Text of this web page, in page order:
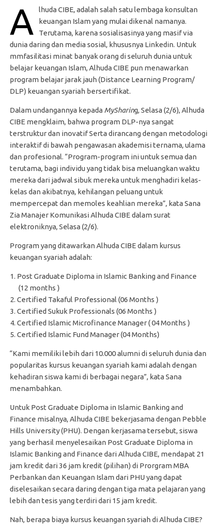
A
lhuda CIBE, adalah salah satu lembaga konsultan
keuangan Islam yang mulai dikenal namanya.
Terutama, karena sosialisasinya yang masif via
dunia daring dan media sosial, khususnya Linkedin. Untuk
mmfasilitasi minat banyak orang di seluruh dunia untuk
belajar keuangan Islam, Alhuda CIBE pun menawarkan
program belajar jarak jauh (Distance Learning Program/
DLP) keuangan syariah bersertifikat.
Dalam undangannya kepada MySharing, Selasa (2/6), Alhuda
CIBE mengklaim, bahwa program DLP-nya sangat
terstruktur dan inovatif Serta dirancang dengan metodologi
interaktif di bawah pengawasan akademisi ternama, ulama
dan profesional. “Program-program ini untuk semua dan
terutama, bagi individu yang tidak bisa meluangkan waktu
mereka dari jadwal sibuk mereka untuk menghadiri kelas-
kelas dan akibatnya, kehilangan peluang untuk
mempercepat dan memoles keahlian mereka”, kata Sana
Zia Manajer Komunikasi Alhuda CIBE dalam surat
elektroniknya, Selasa (2/6).
Program yang ditawarkan Alhuda CIBE dalam kursus
keuangan syariah adalah:
Post Graduate Diploma in Islamic Banking and Finance
(12 months )
Certified Takaful Professional (06 Months )
Certified Sukuk Professionals (06 Months )
Certified Islamic Microfinance Manager ( 04 Months )
Certified Islamic Fund Manager (04 Months)
“Kami memiliki lebih dari 10.000 alumni di seluruh dunia dan
popularitas kursus keuangan syariah kami adalah dengan
kehadiran siswa kami di berbagai negara”, kata Sana
menambahkan.
Untuk Post Graduate Diploma in Islamic Banking and
Finance misalnya, Alhuda CIBE bekerjasama dengan Pebble
Hills University (PHU). Dengan kerjasama tersebut, siswa
yang berhasil menyelesaikan Post Graduate Diploma in
Islamic Banking and Finance dari Alhuda CIBE, mendapat 21
jam kredit dari 36 jam kredit (pilihan) di Prorgram MBA
Perbankan dan Keuangan Islam dari PHU yang dapat
diselesaikan secara daring dengan tiga mata pelajaran yang
lebih dan tesis yang terdiri dari 15 jam kredit.
Nah, berapa biaya kursus keuangan syariah di Alhuda CIBE?